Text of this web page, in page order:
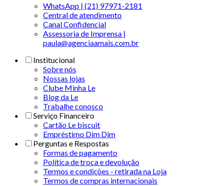
WhatsApp | (21) 97971-2181
Central de atendimento
Canal Confidencial
Assessoria de Imprensa |
paula@agenciaamais.com.br
Institucional
Sobre nós
Nossas lojas
Clube Minha Le
Blog da Le
Trabalhe conosco
Serviço Financeiro
Cartão Le biscuit
Empréstimo Dim Dim
Perguntas e Respostas
Formas de pagamento
Política de troca e devolução
Termos e condições - retirada na Loja
Termos de compras internacionais